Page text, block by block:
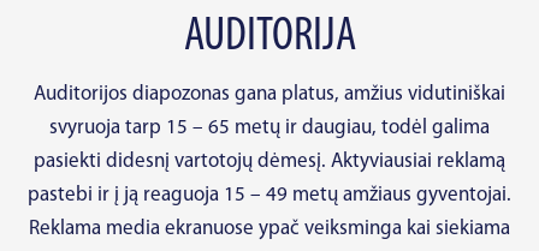
AUDITORIJA
Auditorijos diapozonas gana platus, amžius vidutiniškai
svyruoja tarp 15 – 65 metų ir daugiau, todėl galima
pasiekti didesnį vartotojų dėmesį. Aktyviausiai reklamą
pastebi ir į ją reaguoja 15 – 49 metų amžiaus gyventojai.
Reklama media ekranuose ypač veiksminga kai siekiama